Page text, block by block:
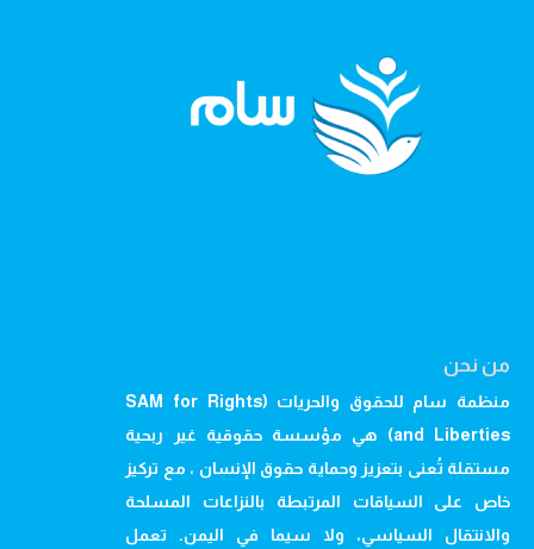
من نحن
منظمة سام للحقوق والحريات (SAM for Rights
and Liberties) هي مؤسسة حقوقية غير ربحية
مستقلة تُعنى بتعزيز وحماية حقوق الإنسان ، مع تركيز
خاص على السياقات المرتبطة بالنزاعات المسلحة
والانتقال السياسي، ولا سيما في اليمن. تعمل